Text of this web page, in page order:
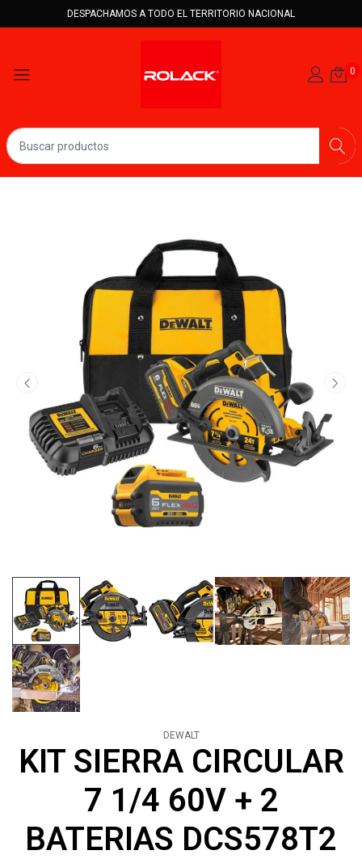
DESPACHAMOS A TODO EL TERRITORIO NACIONAL
0
DEWALT
KIT SIERRA CIRCULAR
7 1/4 60V + 2
BATERIAS DCS578T2